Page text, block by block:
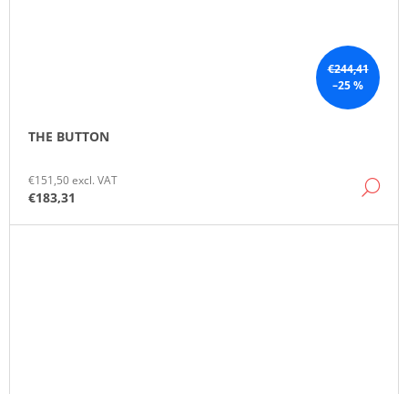
€244,41
–25 %
THE BUTTON
€151,50 excl. VAT
€183,31